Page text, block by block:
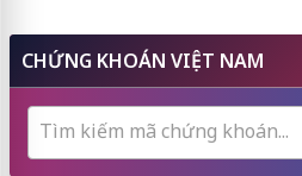
CHỨNG KHOÁN VIỆT NAM
Tìm kiếm mã chứng khoán...